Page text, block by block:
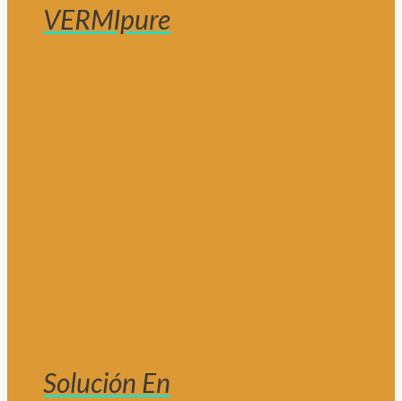
VERMIpure
Solución En